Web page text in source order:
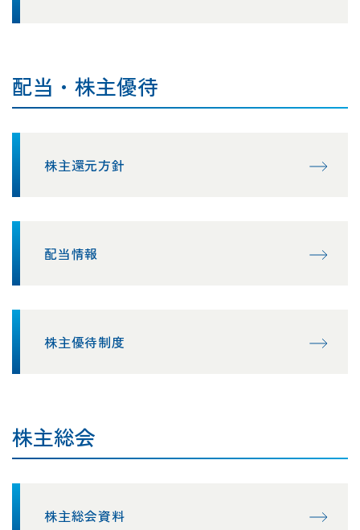
配当・株主優待
株主還元方針
配当情報
株主優待制度
株主総会
株主総会資料